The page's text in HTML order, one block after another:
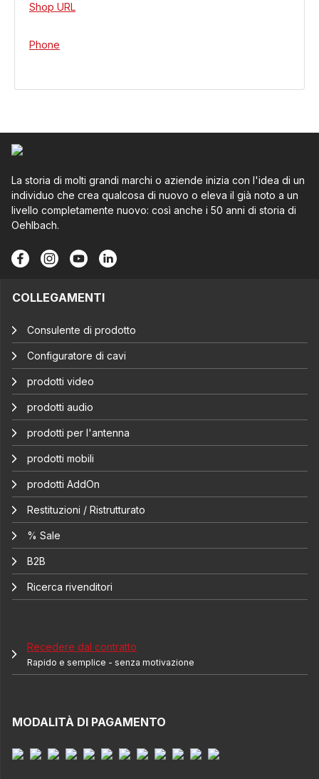
Shop URL
Phone
La storia di molti grandi marchi o aziende inizia con l'idea di un
individuo che crea qualcosa di nuovo o eleva il già noto a un
livello completamente nuovo: così anche i 50 anni di storia di
Oehlbach.
COLLEGAMENTI
Consulente di prodotto
Configuratore di cavi
prodotti video
prodotti audio
prodotti per l'antenna
prodotti mobili
prodotti AddOn
Restituzioni / Ristrutturato
% Sale
B2B
Ricerca rivenditori
Recedere dal contratto
Rapido e semplice - senza motivazione
MODALITÀ DI PAGAMENTO